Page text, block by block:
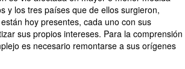
y los tres países que de ellos surgieron,
hoy presentes, cada uno con sus
sus propios intereses. Para la comprensión
es necesario remontarse a sus orígenes